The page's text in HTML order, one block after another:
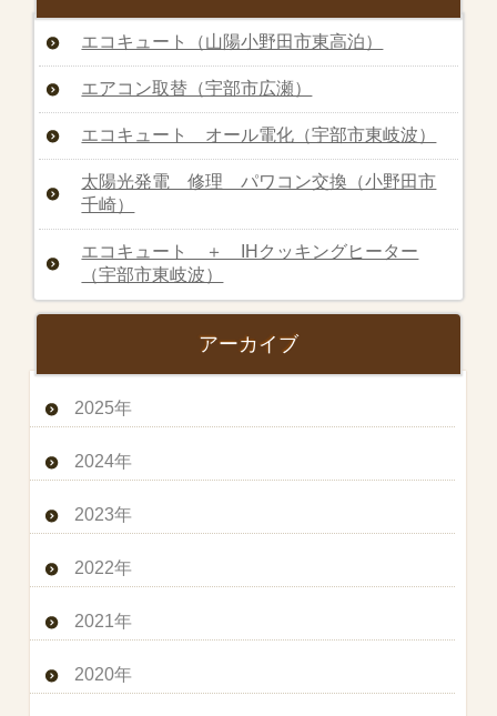
エコキュート（山陽小野田市東高泊）
エアコン取替（宇部市広瀬）
エコキュート オール電化（宇部市東岐波）
太陽光発電 修理 パワコン交換（小野田市
千崎）
エコキュート ＋ IHクッキングヒーター
（宇部市東岐波）
アーカイブ
2025年
2024年
2023年
2022年
2021年
2020年